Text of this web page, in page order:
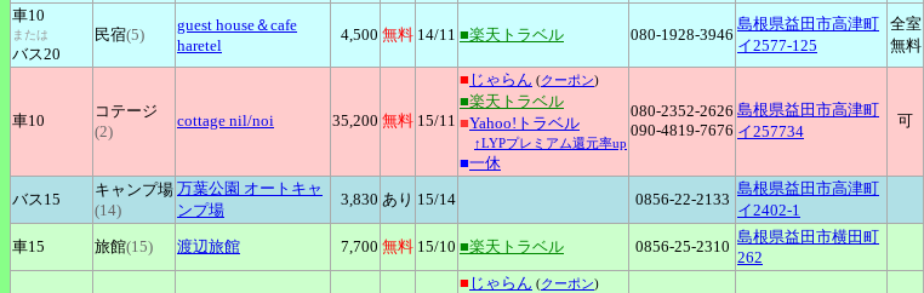
車10
または
バス20
民宿(5)
guest house＆cafe
haretel
4,500 無料 14/11 ■楽天トラベル 080-1928-3946
島根県益田市高津町
イ2577-125
全室
無料
車10
コテージ
(2)
cottage nil/noi 35,200 無料 15/11
■ じゃらん (クーポン)
■楽天トラベル
■Yahoo!トラベル
↑LYPプレミアム還元率up
■一休
080-2352-2626
090-4819-7676
島根県益田市高津町
イ257734
可
バス15
キャンプ場
(14)
万葉公園 オートキャ
ンプ場
3,830 あり 15/14 0856-22-2133
島根県益田市高津町
イ2402-1
車15 旅館(15) 渡辺旅館 7,700 無料 15/10 ■楽天トラベル 0856-25-2310
島根県益田市横田町
262
■ じゃらん (クーポン)